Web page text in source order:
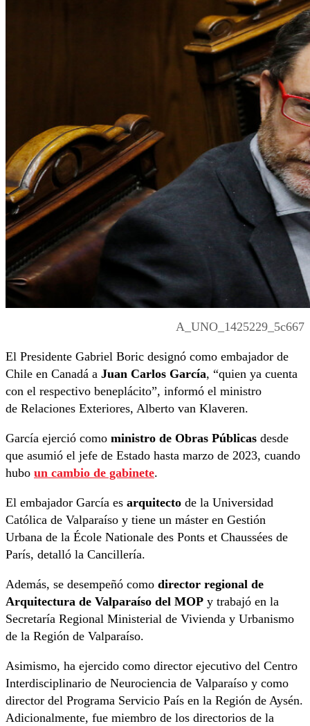
A_UNO_1425229_5c667
El Presidente Gabriel Boric designó como embajador de
Chile en Canadá a Juan Carlos García, “quien ya cuenta
con el respectivo beneplácito”, informó el ministro
de Relaciones Exteriores, Alberto van Klaveren.
García ejerció como ministro de Obras Públicas desde
que asumió el jefe de Estado hasta marzo de 2023, cuando
hubo un cambio de gabinete.
El embajador García es arquitecto de la Universidad
Católica de Valparaíso y tiene un máster en Gestión
Urbana de la École Nationale des Ponts et Chaussées de
París, detalló la Cancillería.
Además, se desempeñó como director regional de
Arquitectura de Valparaíso del MOP y trabajó en la
Secretaría Regional Ministerial de Vivienda y Urbanismo
de la Región de Valparaíso.
Asimismo, ha ejercido como director ejecutivo del Centro
Interdisciplinario de Neurociencia de Valparaíso y como
director del Programa Servicio País en la Región de Aysén.
Adicionalmente, fue miembro de los directorios de la